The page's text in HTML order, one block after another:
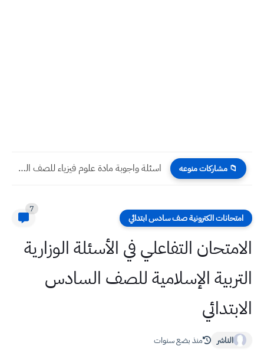
📁 مشاركات منوعه اسئلة واجوبة مادة علوم فيزياء للصف الثاني المتوسط الاسبوع الثالث...
امتحانات الكترونية صف سادس ابتدائي
7
الامتحان التفاعلي في الأسئلة الوزارية
التربية الإسلامية للصف السادس
الابتدائي
الناشر منذ بضع سنوات